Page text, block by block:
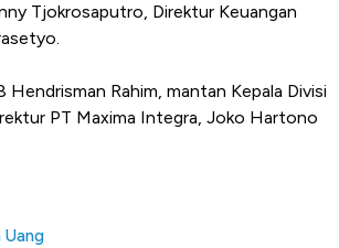
Tjokrosaputro, Direktur Keuangan
Rahim, mantan Kepala Divisi
PT Maxima Integra, Joko Hartono
Uang